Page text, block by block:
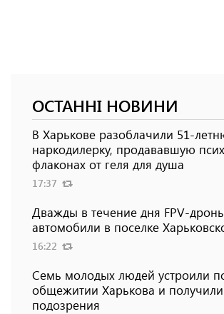
ОСТАННІ НОВИНИ
В Харькове разоблачили 51-
наркодилерку, продававшую
флаконах от геля для душа
17:37
Дважды в течение дня FPV-
автомобили в поселке
16:22
Семь молодых людей устроили
общежитии Харькова и получили
подозрения